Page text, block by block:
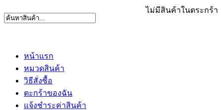
ไม่มีสินค้าในตระกร้า
หน้าแรก
หมวดสินค้า
วิธีสั่งซื้อ
ตะกร้าของฉัน
แจ้งชำระค่าสินค้า